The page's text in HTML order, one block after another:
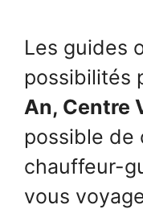
Les guides
possibilités
An, Centre
possible de
chauffeur-
vous